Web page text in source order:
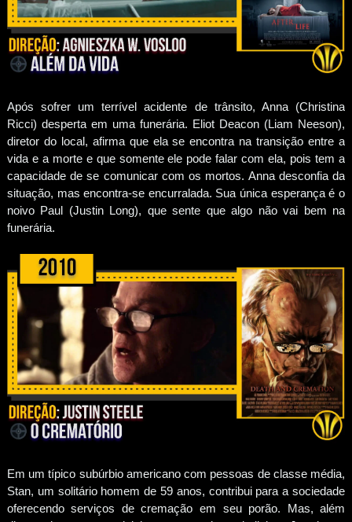
Após sofrer um terrível acidente de trânsito, Anna (Christina
Ricci) desperta em uma funerária. Eliot Deacon (Liam Neeson),
diretor do local, afirma que ela se encontra na transição entre a
vida e a morte e que somente ele pode falar com ela, pois tem a
capacidade de se comunicar com os mortos. Anna desconfia da
situação, mas encontra-se encurralada. Sua única esperança é o
noivo Paul (Justin Long), que sente que algo não vai bem na
funerária.
Em um típico subúrbio americano com pessoas de classe média,
Stan, um solitário homem de 59 anos, contribui para a sociedade
oferecendo serviços de cremação em seu porão. Mas, além